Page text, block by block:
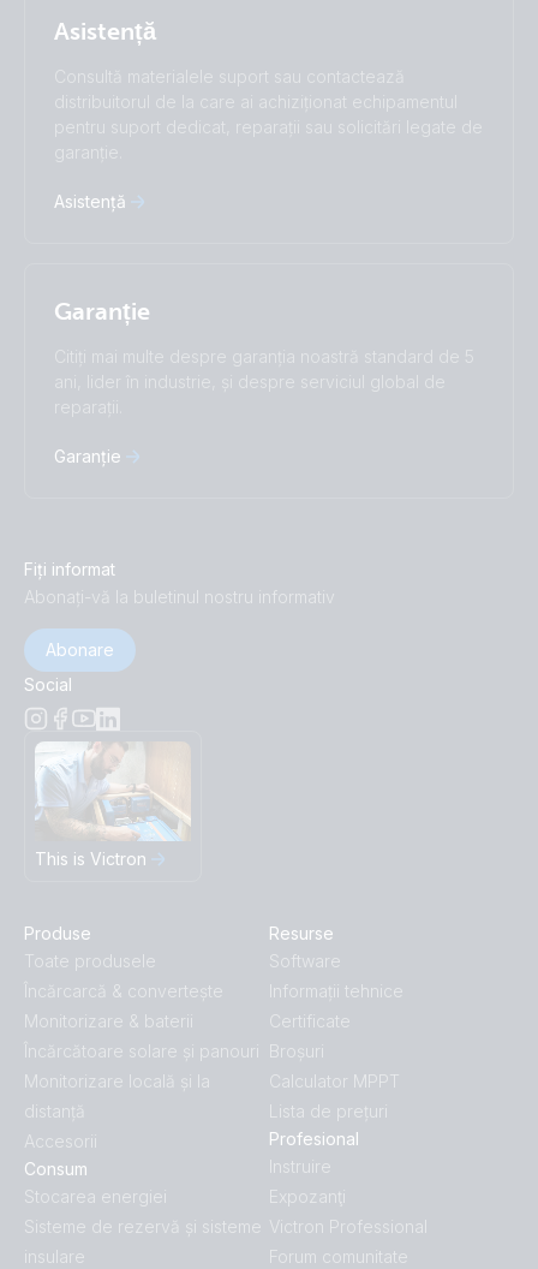
Türkçe
中國人
Asistență
Consultă materialele suport sau contactează
distribuitorul de la care ai achiziționat echipamentul
pentru suport dedicat, reparații sau solicitări legate de
garanție.
Asistență
Garanție
Citiți mai multe despre garanția noastră standard de 5
ani, lider în industrie, și despre serviciul global de
reparații.
Garanție
Fiți informat
Abonați-vă la buletinul nostru informativ
Abonare
Social
This is Victron
Produse
Toate produsele
Încărcarcă & convertește
Monitorizare & baterii
Încărcătoare solare și panouri
Monitorizare locală și la
distanță
Accesorii
Consum
Stocarea energiei
Sisteme de rezervă și sisteme
insulare
Resurse
Software
Informații tehnice
Certificate
Broșuri
Calculator MPPT
Lista de prețuri
Profesional
Instruire
Expozanţi
Victron Professional
Forum comunitate